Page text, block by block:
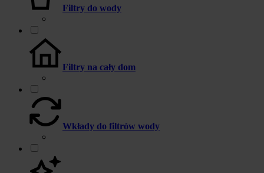
Filtry do wody
Filtry na cały dom
Wkłady do filtrów wody